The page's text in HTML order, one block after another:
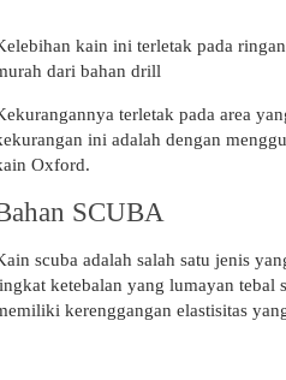
kain ini terletak pada
dari bahan drill
terletak pada area
ini adalah dengan
Oxford.
SCUBA
scuba adalah salah satu jenis
ketebalan yang lumayan tebal
kerenggangan elastisitas